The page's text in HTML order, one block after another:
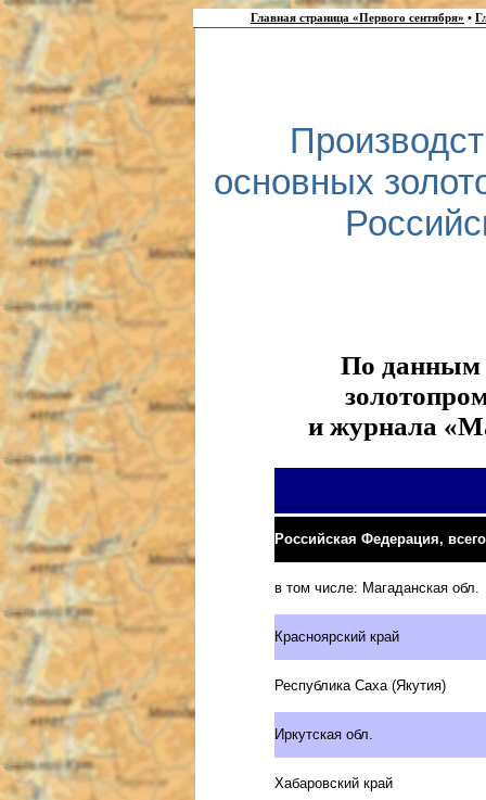
Главная страница «Первого сентября» •
основных
По
и журнала
Российская Федерация, всего
в том числе: Магаданская обл.
Красноярский край
Республика Саха (Якутия)
Иркутская обл.
Хабаровский край